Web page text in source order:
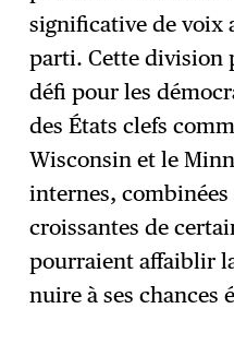
significative de voix
parti. Cette division
défi pour les
des États clefs
Wisconsin et le
internes,
croissantes de
pourraient affaiblir
nuire à ses chances